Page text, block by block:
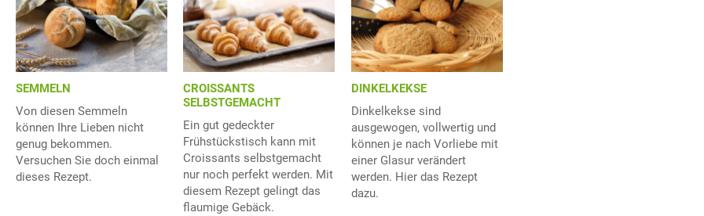
SEMMELN
Von diesen Semmeln
können Ihre Lieben nicht
genug bekommen.
Versuchen Sie doch einmal
dieses Rezept.
CROISSANTS
SELBSTGEMACHT
Ein gut gedeckter
Frühstückstisch kann mit
Croissants selbstgemacht
nur noch perfekt werden. Mit
diesem Rezept gelingt das
flaumige Gebäck.
DINKELKEKSE
Dinkelkekse sind
ausgewogen, vollwertig und
können je nach Vorliebe mit
einer Glasur verändert
werden. Hier das Rezept
dazu.